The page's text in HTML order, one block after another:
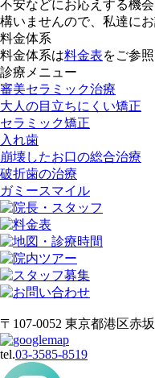
不安などにお応えする機
構いませんので、私達に
料金体系
料金体系は料金表をご参
診療メニュー
審美セラミック治療
大人の目立ちにくい矯正
セラミック矯正
入れ歯
崩壊したお口の総合治療
破折歯の治療
ガミースマイル
〒107-0052 東京都港区赤
tel.03-3585-8519